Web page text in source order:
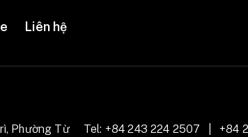
Liên hệ
Phường Từ
Tel: +84 243 224 2507
+84